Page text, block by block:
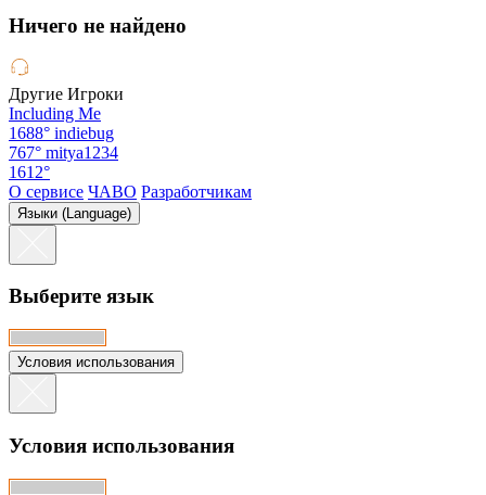
Hичего не найдено
Другие Игроки
Including Me
1688° indiebug
767° mitya1234
1612°
О сервисе ЧАВО Разработчикам
Языки (Language)
Выберите язык
Условия использования
Условия использования